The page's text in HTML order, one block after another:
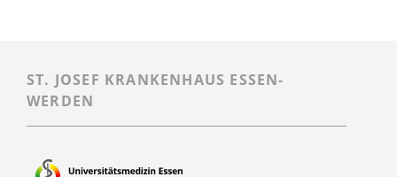
ST. JOSEF KRANKENHAUS ESSEN-
WERDEN